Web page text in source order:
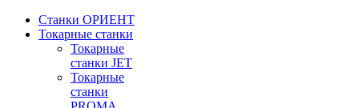
Станки ОРИЕНТ
Токарные станки
Toкарные
станки JET
Токарные
станки